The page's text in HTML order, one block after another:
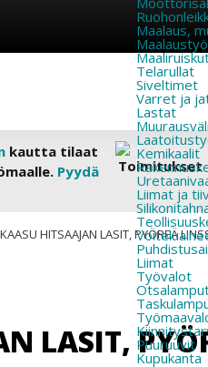
Maalaus,
Telarullat
Siveltimet
Varret ja
Lastat
Kemikaalit
Liimat ja
Liimat
Työvalot
Puuruuvit
Kupukanta
kautta tilaat
Pyydä
KAASU HITSAAJAN LASIT, PYÖREÄ
LASIT,